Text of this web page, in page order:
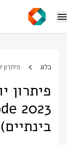
בלוג
בינתיים)